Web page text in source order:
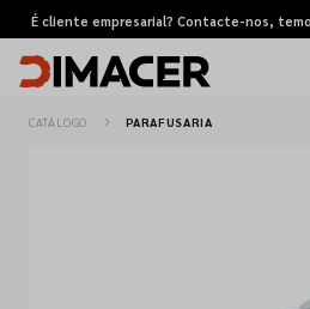
É cliente empresarial? Contacte-nos,
CATÁLOGO PARAFUSARIA